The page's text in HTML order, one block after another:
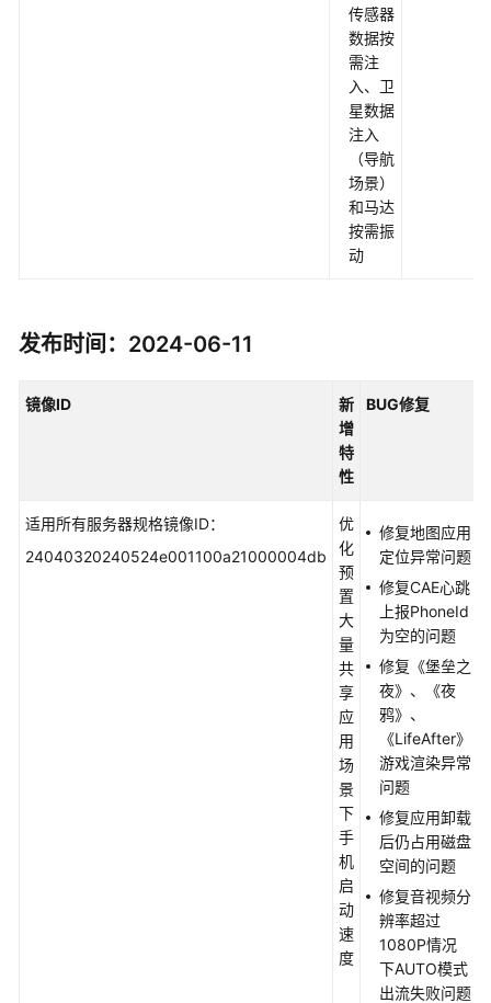
传感器
数据按
需注
入、卫
星数据
注入
（导航
场景）
和马达
按需振
动
发布时间：2024-06-11
镜像ID
新
增
特
性
BUG修复
适用所有服务器规格镜像ID：
24040320240524e001100a21000004db
优
化
预
置
大
量
共
享
应
用
场
景
下
手
机
启
动
速
度
修复地图应用
定位异常问题
修复CAE心跳
上报PhoneId
为空的问题
修复《堡垒之
夜》、《夜
鸦》、
《LifeAfter》
游戏渲染异常
问题
修复应用卸载
后仍占用磁盘
空间的问题
修复音视频分
辨率超过
1080P情况
下AUTO模式
出流失败问题